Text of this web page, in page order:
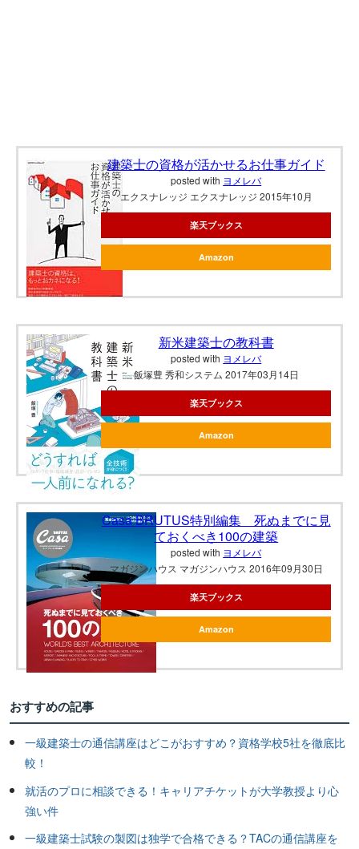
建築士の資格が活かせるお仕事ガイド
posted with ヨメレバ
エクスナレッジ エクスナレッジ 2015年10月
楽天ブックス
Amazon
新米建築士の教科書
posted with ヨメレバ
飯塚豊 秀和システム 2017年03月14日
楽天ブックス
Amazon
Casa BRUTUS特別編集 死ぬまでに見
ておくべき100の建築
posted with ヨメレバ
マガジンハウス マガジンハウス 2016年09月30日
楽天ブックス
Amazon
おすすめの記事
一級建築士の通信講座はどこがおすすめ？資格学校5社を徹底比
較！
就活のプロに相談できる！キャリアチケットが大学教授より心
強い件
一級建築士試験の製図は独学で合格できる？TACの通信講座を